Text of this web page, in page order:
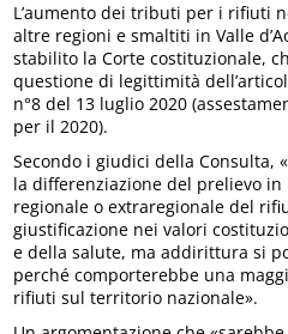
L’aumento dei tributi per i rifiuti
altre regioni e smaltiti in Valle
stabilito la Corte costituzionale,
questione di legittimità
n°8 del 13 luglio 2020
per il 2020).
Secondo i giudici della Consulta,
la differenziazione del prelievo
regionale o extraregionale del
giustificazione nei valori
e della salute, ma addirittura si
perché comporterebbe una
rifiuti sul territorio nazionale».